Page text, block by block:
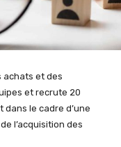
achats et des
et recrute 20
le cadre d’une
l’acquisition des